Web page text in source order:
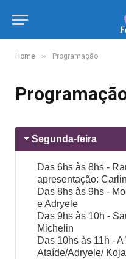
Home » Programação
Segunda-feira
Das 6hs às 8hs -
apresentação:
Das 8hs às 9hs -
e Adryele
Das 9hs às 10h -
Michelin
Das 10hs às 11h -
Ataíde/Adryele/